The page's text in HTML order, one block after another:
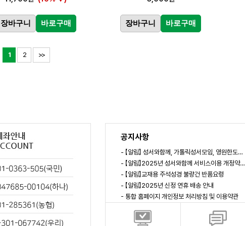
장바구니 바로구매 장바구니 바로구매
1 2 >>
공지사항
- 【알림】 성서와함께, 가톨릭성서모임, 영원한도…
- 【알림】2025년 성서와함께 서비스이용 개정약…
- 【알림】교재용 주석성경 불량건 반품요령
- 【알림】2025년 신정 연휴 배송 안내
- 통합 홈페이지 개인정보 처리방침 및 이용약관